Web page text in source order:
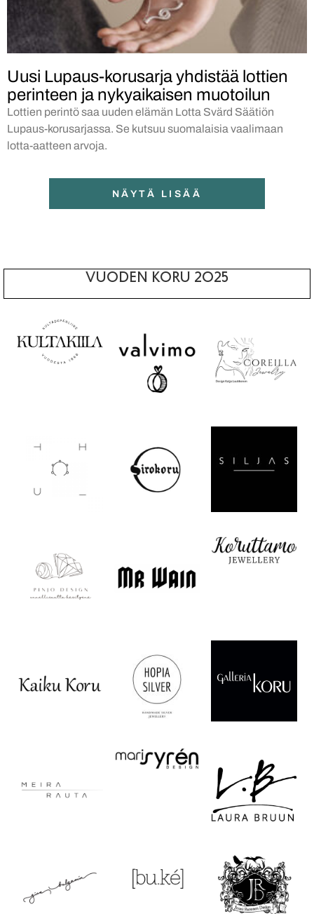
Uusi Lupaus-korusarja yhdistää lottien
perinteen ja nykyaikaisen muotoilun
Lottien perintö saa uuden elämän Lotta Svärd Säätiön
Lupaus-korusarjassa. Se kutsuu suomalaisia vaalimaan
lotta-aatteen arvoja.
NÄYTÄ LISÄÄ
VUODEN KORU 2025